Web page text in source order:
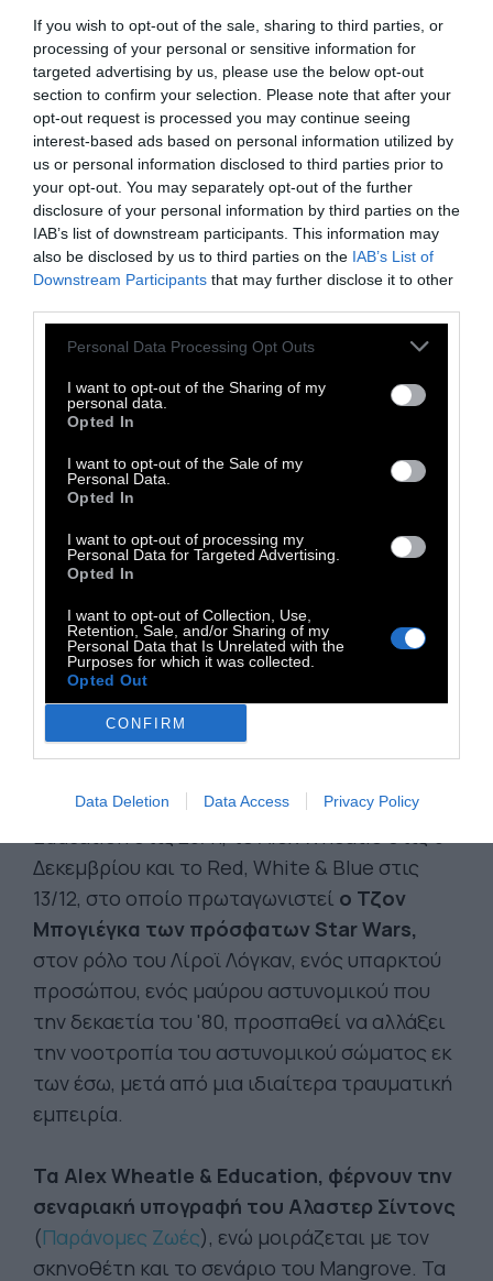
If you wish to opt-out of the sale, sharing to third parties, or
processing of your personal or sensitive information for
targeted advertising by us, please use the below opt-out
section to confirm your selection. Please note that after your
opt-out request is processed you may continue seeing
interest-based ads based on personal information utilized by
us or personal information disclosed to third parties prior to
your opt-out. You may separately opt-out of the further
disclosure of your personal information by third parties on the
IAB’s list of downstream participants. This information may
also be disclosed by us to third parties on the IAB’s List of
Downstream Participants that may further disclose it to other
Personal Data Processing Opt Outs
I want to opt-out of the Sharing of my
personal data.
Opted In
I want to opt-out of the Sale of my
Personal Data.
Opted In
I want to opt-out of processing my
Personal Data for Targeted Advertising.
Opted In
I want to opt-out of Collection, Use,
Retention, Sale, and/or Sharing of my
Personal Data that Is Unrelated with the
Purposes for which it was collected.
Opted Out
CONFIRM
Data Deletion Data Access Privacy Policy
στην ομώνυμη περιοχή του Λονδίνου, όπου οι
μαύροι κάτοικοί της, εκδήλωσαν δυναμικά
την οργή τους απέναντι στην αστυνομική
αυθαιρεσία.Πρωταγωνιστεί η Λετίσια Ράιτ
του Μαύρου Πάνθηρα της Marvel.
Θα ακολουθήσει το Lovers Rock στις 22/11, το
Education στις 29/11, το Alex Wheatle στις 6
Δεκεμβρίου και το Red, White & Blue στις
13/12, στο οποίο πρωταγωνιστεί ο Τζον
Μπογιέγκα των πρόσφατων Star Wars,
στον ρόλο του Λίροϊ Λόγκαν, ενός υπαρκτού
προσώπου, ενός μαύρου αστυνομικού που
την δεκαετία του '80, προσπαθεί να αλλάξει
την νοοτροπία του αστυνομικού σώματος εκ
των έσω, μετά από μια ιδιαίτερα τραυματική
εμπειρία.
Τα Alex Wheatle & Education, φέρνουν την
σεναριακή υπογραφή του Αλαστερ Σίντονς
(Παράνομες Ζωές), ενώ μοιράζεται με τον
σκηνοθέτη και το σενάριο του Mangrove. Τα